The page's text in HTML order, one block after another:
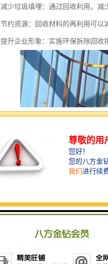
减少垃圾填埋：通过回收利用，减
节约资源：回收材料的再利用可以
提升企业形象：实施环保拆除回收